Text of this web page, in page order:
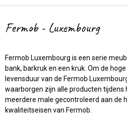
Fermob - Luxembourg
Fermob Luxembourg is een serie
bank, barkruk en een kruk. Om de
levensduur van de Fermob
waarborgen zijn alle producten tijdens
meerdere male gecontroleerd aan de
kwaliteitseisen van Fermob.